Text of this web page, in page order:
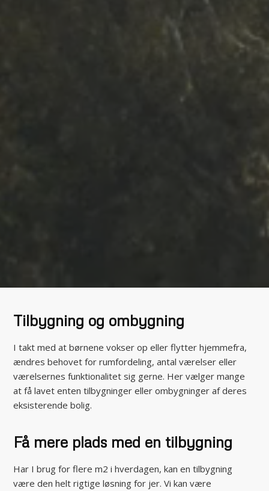
Tilbygning og ombygning
I takt med at børnene vokser op eller flytter hjemmefra,
ændres behovet for rumfordeling, antal værelser eller
værelsernes funktionalitet sig gerne. Her vælger mange
at få lavet enten tilbygninger eller ombygninger af deres
eksisterende bolig.
Få mere plads med en tilbygning
Har I brug for flere m2 i hverdagen, kan en tilbygning
være den helt rigtige løsning for jer. Vi kan være